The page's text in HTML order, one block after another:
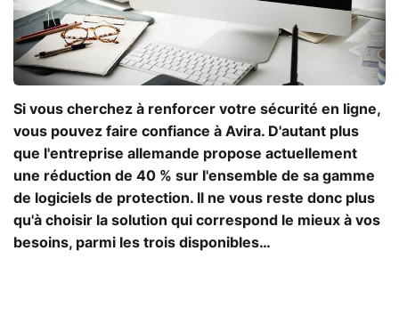
Si vous cherchez à renforcer votre sécurité en ligne,
vous pouvez faire confiance à Avira. D'autant plus
que l'entreprise allemande propose actuellement
une réduction de 40 % sur l'ensemble de sa gamme
de logiciels de protection. Il ne vous reste donc plus
qu'à choisir la solution qui correspond le mieux à vos
besoins, parmi les trois disponibles…